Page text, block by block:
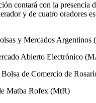
contará con la presencia
y de cuatro oradores
y Mercados
Abierto Electrónico
de Comercio de
Matba Rofex (MtR)